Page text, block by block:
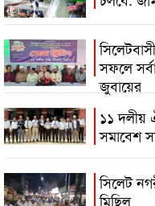
সফলে
জুবায়ের
১১ দলীয়
সমাবেশ
সিলেট
মিছিল